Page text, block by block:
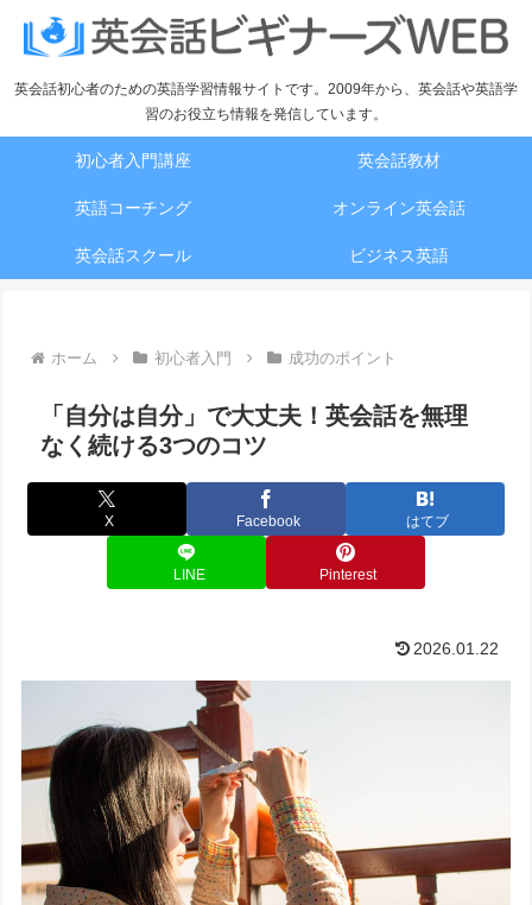
英会話初心者のための英語学習情報サイトです。2009年から、英会話や英語学
習のお役立ち情報を発信しています。
初心者入門講座 英会話教材
英語コーチング オンライン英会話
英会話スクール ビジネス英語
ホーム 初心者入門 成功のポイント
「自分は自分」で大丈夫！英会話を無理
なく続ける3つのコツ
X Facebook はてブ
LINE Pinterest
2026.01.22